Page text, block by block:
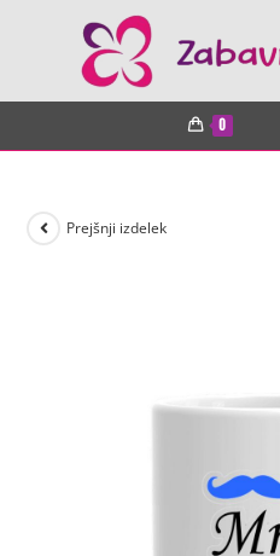
0
Prejšnji izdelek